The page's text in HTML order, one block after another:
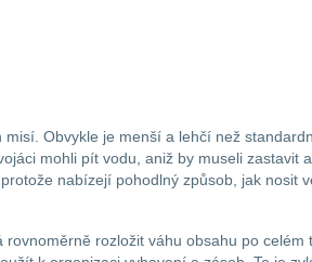
Obvykle je menší a lehčí než
mohli pít vodu, aniž by museli
nabízejí pohodlný způsob, jak nosit
rozložit váhu obsahu po